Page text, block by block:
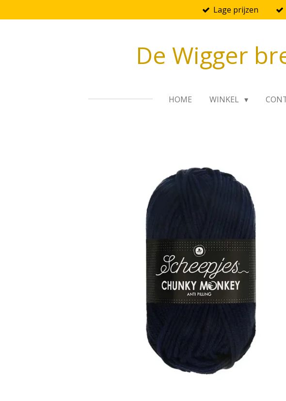
direct
Lage prijzen
De Wigger
HOME WINKEL